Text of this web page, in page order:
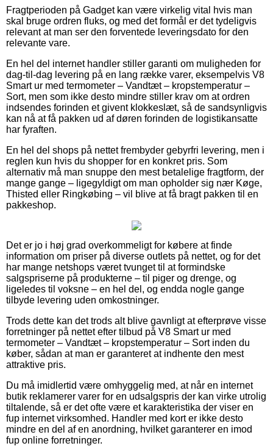
Fragtperioden på Gadget kan være virkelig vital hvis man
skal bruge ordren fluks, og med det formål er det tydeligvis
relevant at man ser den forventede leveringsdato for den
relevante vare.
En hel del internet handler stiller garanti om muligheden for
dag-til-dag levering på en lang række varer, eksempelvis V8
Smart ur med termometer – Vandtæt – kropstemperatur –
Sort, men som ikke desto mindre stiller krav om at ordren
indsendes forinden et givent klokkeslæt, så de sandsynligvis
kan nå at få pakken ud af døren forinden de logistikansatte
har fyraften.
En hel del shops på nettet frembyder gebyrfri levering, men i
reglen kun hvis du shopper for en konkret pris. Som
alternativ må man snuppe den mest betalelige fragtform, der
mange gange – ligegyldigt om man opholder sig nær Køge,
Thisted eller Ringkøbing – vil blive at få bragt pakken til en
pakkeshop.
Det er jo i høj grad overkommeligt for købere at finde
information om priser på diverse outlets på nettet, og for det
har mange netshops været tvunget til at formindske
salgspriserne på produkterne – til piger og drenge, og
ligeledes til voksne – en hel del, og endda nogle gange
tilbyde levering uden omkostninger.
Trods dette kan det trods alt blive gavnligt at efterprøve visse
forretninger på nettet efter tilbud på V8 Smart ur med
termometer – Vandtæt – kropstemperatur – Sort inden du
køber, sådan at man er garanteret at indhente den mest
attraktive pris.
Du må imidlertid være omhyggelig med, at når en internet
butik reklamerer varer for en udsalgspris der kan virke utrolig
tiltalende, så er det ofte være et karakteristika der viser en
fup internet virksomhed. Handler med kort er ikke desto
mindre en del af en anordning, hvilket garanterer en imod
fup online forretninger.